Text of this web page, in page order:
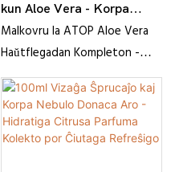
kun Aloe Vera - Korpa
Skrabaĵo, Okulkremo kaj
Vizaĝkremo por
Radianta Haŭto
Malkovru la ATOP Aloe Vera
Haŭtflegadan Kompleton -
mildan korposkrabilon, nutran
okulkremon kaj hidratigan
vizaĝkremon. Natura,
trankviliga kaj perfekta por